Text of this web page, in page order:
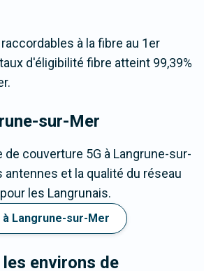
à la fibre au 1er
d'éligibilité fibre atteint 99,39%
sur-Mer
de couverture 5G à Langrune-sur-
antennes et la qualité du réseau
les Langrunais.
à Langrune-sur-Mer
environs de